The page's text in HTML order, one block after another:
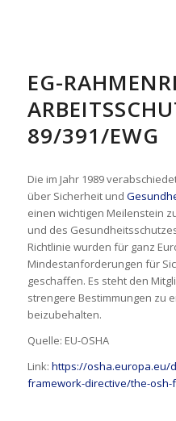
EG-
89/391/EWG
Die im Jahr 1989
über Sicherheit und
einen wichtigen Meilenstein
und des
Richtlinie wurden für ganz
Mindestanforderungen für
geschaffen. Es steht den
strengere Bestimmungen zu
beizubehalten.
Quelle: EU-OSHA
Link: https://osha.europa.eu/
framework-directive/the-